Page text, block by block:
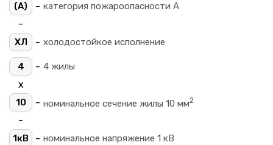
(A)
- категория пожароопасности A
-
ХЛ - холодостойкое исполнение
4 - 4 жилы
х
10 - номинальное сечение жилы 10 мм2
-
1кВ - номинальное напряжение 1 кВ